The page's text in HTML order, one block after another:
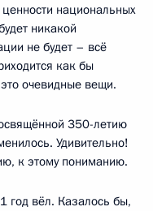
национальных
никакой
не будет – всё
как бы
очевидные вещи.
350-летию
Удивительно!
к этому пониманию.
год вёл. Казалось бы,